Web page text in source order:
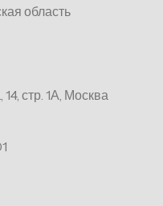
область
стр. 1А, Москва